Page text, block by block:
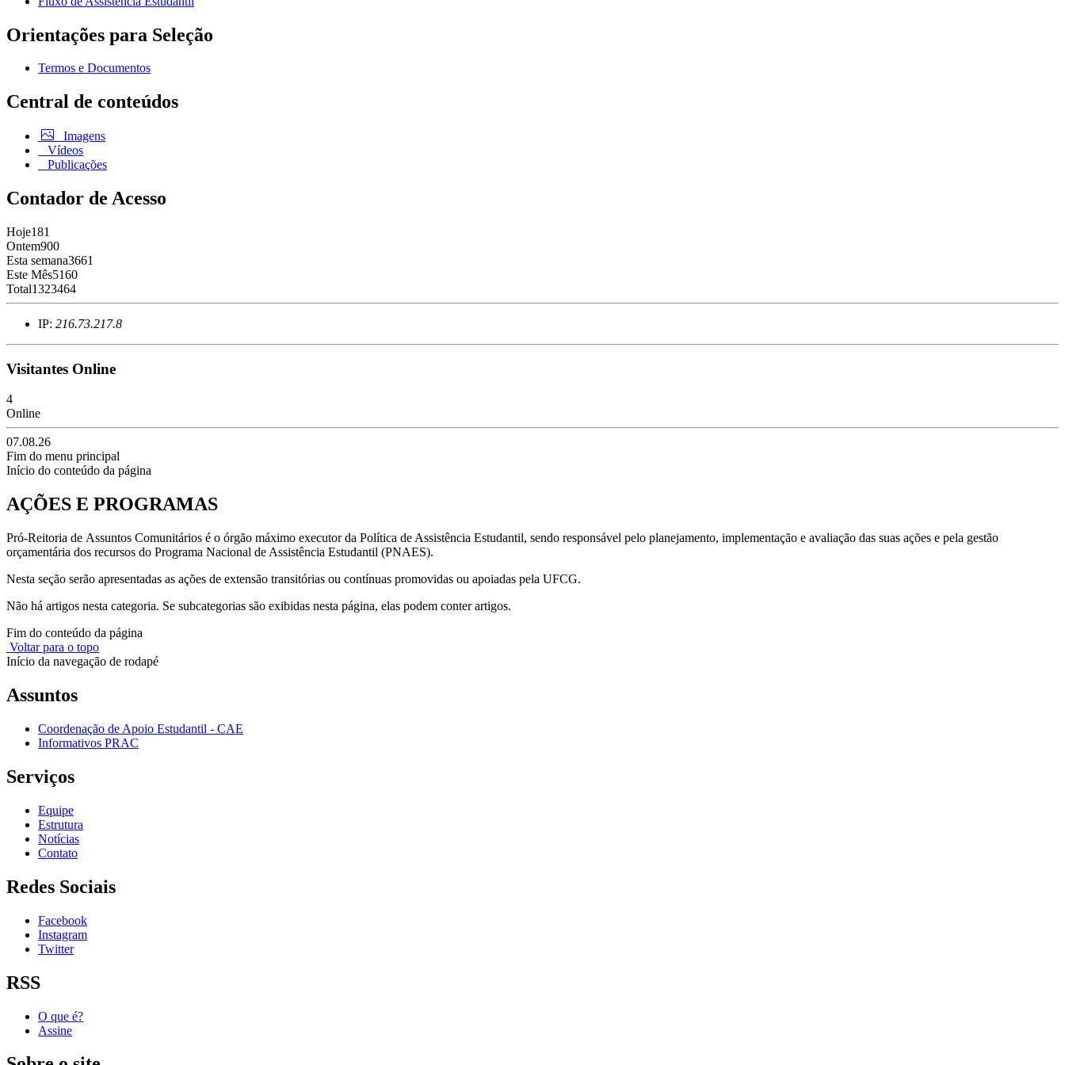
Orientações para Seleção
Termos e Documentos
Central de conteúdos
Imagens
Vídeos
Publicações
Contador de Acesso
Hoje181
Ontem900
Esta semana3661
Este Mês5160
Total1323464
IP: 216.73.217.8
Visitantes Online
4
Online
07.08.26
Fim do menu principal
Início do conteúdo da página
AÇÕES E PROGRAMAS
Pró-Reitoria de Assuntos Comunitários é o órgão máximo executor da Política de Assistência Estudantil, sendo responsável pelo planejamento, implementação e avaliação das suas ações e pela gestão
orçamentária dos recursos do Programa Nacional de Assistência Estudantil (PNAES).
Nesta seção serão apresentadas as ações de extensão transitórias ou contínuas promovidas ou apoiadas pela UFCG.
Não há artigos nesta categoria. Se subcategorias são exibidas nesta página, elas podem conter artigos.
Fim do conteúdo da página
Voltar para o topo
Início da navegação de rodapé
Assuntos
Coordenação de Apoio Estudantil - CAE
Informativos PRAC
Serviços
Equipe
Estrutura
Notícias
Contato
Redes Sociais
Facebook
Instagram
Twitter
RSS
O que é?
Assine